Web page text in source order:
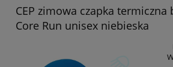
CEP zimowa czapka termiczna
Core Run unisex niebieska